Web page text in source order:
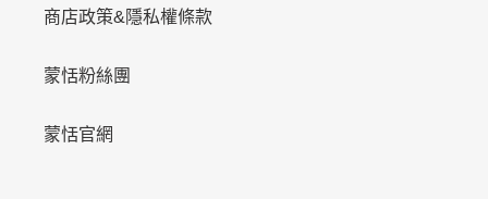
商店政策&隱私權條款
蒙恬粉絲團
蒙恬官網